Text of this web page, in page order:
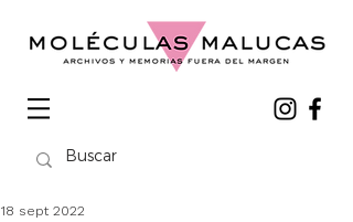
18 sept 2022